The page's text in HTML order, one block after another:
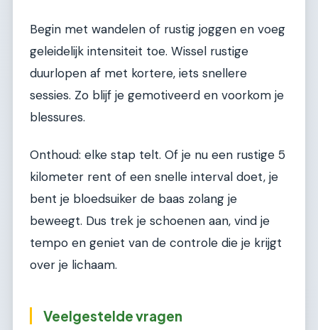
Begin met wandelen of rustig joggen en voeg
geleidelijk intensiteit toe. Wissel rustige
duurlopen af met kortere, iets snellere
sessies. Zo blijf je gemotiveerd en voorkom je
blessures.
Onthoud: elke stap telt. Of je nu een rustige 5
kilometer rent of een snelle interval doet, je
bent je bloedsuiker de baas zolang je
beweegt. Dus trek je schoenen aan, vind je
tempo en geniet van de controle die je krijgt
over je lichaam.
Veelgestelde vragen